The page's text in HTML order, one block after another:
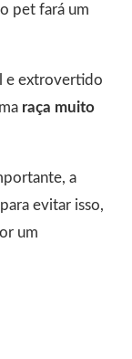
pet fará um
e extrovertido
raça muito
a
evitar isso,
um